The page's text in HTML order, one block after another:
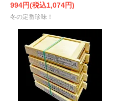
994円(税込1,074円)
冬の定番珍味！